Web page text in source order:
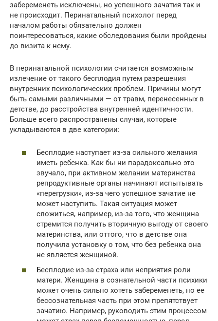
забеременеть исключены, но успешного зачатия так и
не происходит. Перинатальный психолог перед
началом работы обязательно должен
поинтересоваться, какие обследования были пройдены
до визита к нему.
В перинатальной психологии считается возможным
излечение от такого бесплодия путем разрешения
внутренних психологических проблем. Причины могут
быть самыми различными — от травм, перенесенных в
детстве, до расстройства внутренней идентичности.
Больше всего распространены случаи, которые
укладываются в две категории:
Бесплодие наступает из-за сильного желания
иметь ребенка. Как бы ни парадоксально это
звучало, при активном желании материнства
репродуктивные органы начинают испытывать
«перегрузки», из-за чего успешное зачатие не
может наступить. Такая ситуация может
сложиться, например, из-за того, что женщина
стремится получить вторичную выгоду от своего
материнства, или оттого, что в детстве она
получила установку о том, что без ребенка она
не является женщиной.
Бесплодие из-за страха или неприятия роли
матери. Женщина в сознательной части психики
может очень сильно хотеть забеременеть, но ее
бессознательная часть при этом препятствует
зачатию. Например, руководить этим процессом